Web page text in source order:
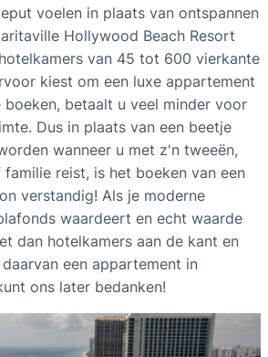
voelen in plaats van ontspannen
Hollywood Beach Resort
van 45 tot 600 vierkante
kiest om een luxe appartement
betaalt u veel minder voor
Dus in plaats van een beetje
wanneer u met z'n tweeën,
reist, is het boeken van een
verstandig! Als je moderne
waardeert en echt waarde
dan hotelkamers aan de kant en
een appartement in
ons later bedanken!